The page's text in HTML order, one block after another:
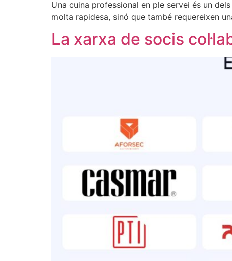
Una cuina professional en ple servei és un
molta rapidesa, sinó que també requereixen
La xarxa de socis